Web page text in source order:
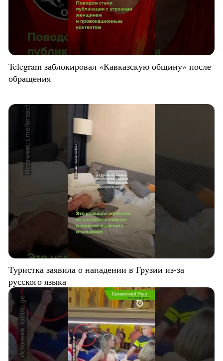
Telegram заблокировал «Кавказскую общину» после
обращения
Туристка заявила о нападении в Грузии из-за
русского языка